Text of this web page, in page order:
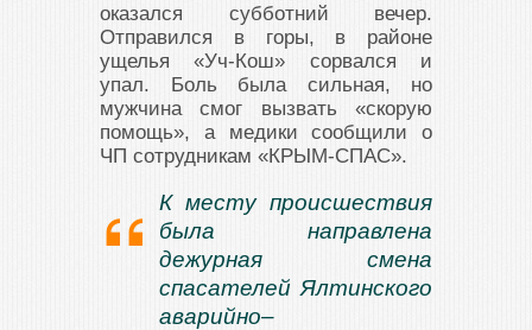
оказался субботний вечер.
Отправился в горы, в районе
ущелья «Уч-Кош» сорвался и
упал. Боль была сильная, но
мужчина смог вызвать «скорую
помощь», а медики сообщили о
ЧП сотрудникам «КРЫМ-СПАС».
К месту происшествия
была направлена
дежурная смена
спасателей Ялтинского
аварийно–